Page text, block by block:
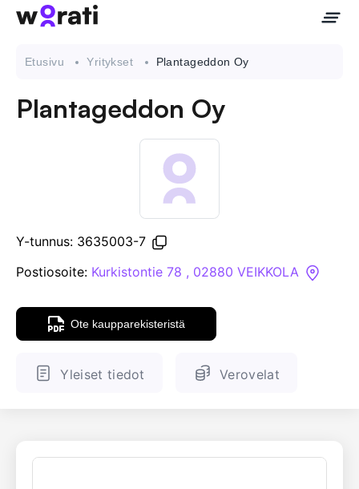
API
Pakotehaku
Etusivu Yritykset Plantageddon Oy
Plantageddon Oy
Y-tunnus: 3635003-7
Postiosoite: Kurkistontie 78 , 02880 VEIKKOLA
Ote kaupparekisteristä
Yleiset tiedot Verovelat